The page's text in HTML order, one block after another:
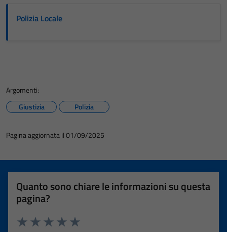
Polizia Locale
Argomenti:
Giustizia
Polizia
Pagina aggiornata il 01/09/2025
Quanto sono chiare le informazioni su questa
pagina?